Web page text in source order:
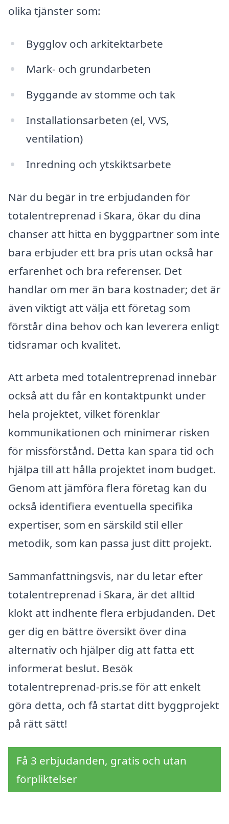
olika tjänster som:
Bygglov och arkitektarbete
Mark- och grundarbeten
Byggande av stomme och tak
Installationsarbeten (el, VVS,
ventilation)
Inredning och ytskiktsarbete
När du begär in tre erbjudanden för
totalentreprenad i Skara, ökar du dina
chanser att hitta en byggpartner som inte
bara erbjuder ett bra pris utan också har
erfarenhet och bra referenser. Det
handlar om mer än bara kostnader; det är
även viktigt att välja ett företag som
förstår dina behov och kan leverera enligt
tidsramar och kvalitet.
Att arbeta med totalentreprenad innebär
också att du får en kontaktpunkt under
hela projektet, vilket förenklar
kommunikationen och minimerar risken
för missförstånd. Detta kan spara tid och
hjälpa till att hålla projektet inom budget.
Genom att jämföra flera företag kan du
också identifiera eventuella specifika
expertiser, som en särskild stil eller
metodik, som kan passa just ditt projekt.
Sammanfattningsvis, när du letar efter
totalentreprenad i Skara, är det alltid
klokt att indhente flera erbjudanden. Det
ger dig en bättre översikt över dina
alternativ och hjälper dig att fatta ett
informerat beslut. Besök
totalentreprenad-pris.se för att enkelt
göra detta, och få startat ditt byggprojekt
på rätt sätt!
Få 3 erbjudanden, gratis och utan
förpliktelser